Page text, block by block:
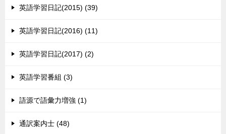
英語学習日記(2015) (39)
英語学習日記(2016) (11)
英語学習日記(2017) (2)
英語学習番組 (3)
語源で語彙力増強 (1)
通訳案内士 (48)